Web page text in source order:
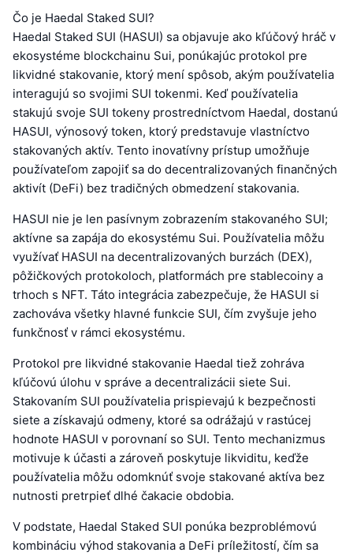
Čo je Haedal Staked SUI?
Haedal Staked SUI (HASUI) sa objavuje ako kľúčový hráč v
ekosystéme blockchainu Sui, ponúkajúc protokol pre
likvidné stakovanie, ktorý mení spôsob, akým používatelia
interagujú so svojimi SUI tokenmi. Keď používatelia
stakujú svoje SUI tokeny prostredníctvom Haedal, dostanú
HASUI, výnosový token, ktorý predstavuje vlastníctvo
stakovaných aktív. Tento inovatívny prístup umožňuje
používateľom zapojiť sa do decentralizovaných finančných
aktivít (DeFi) bez tradičných obmedzení stakovania.
HASUI nie je len pasívnym zobrazením stakovaného SUI;
aktívne sa zapája do ekosystému Sui. Používatelia môžu
využívať HASUI na decentralizovaných burzách (DEX),
pôžičkových protokoloch, platformách pre stablecoiny a
trhoch s NFT. Táto integrácia zabezpečuje, že HASUI si
zachováva všetky hlavné funkcie SUI, čím zvyšuje jeho
funkčnosť v rámci ekosystému.
Protokol pre likvidné stakovanie Haedal tiež zohráva
kľúčovú úlohu v správe a decentralizácii siete Sui.
Stakovaním SUI používatelia prispievajú k bezpečnosti
siete a získavajú odmeny, ktoré sa odrážajú v rastúcej
hodnote HASUI v porovnaní so SUI. Tento mechanizmus
motivuje k účasti a zároveň poskytuje likviditu, keďže
používatelia môžu odomknúť svoje stakované aktíva bez
nutnosti pretrpieť dlhé čakacie obdobia.
V podstate, Haedal Staked SUI ponúka bezproblémovú
kombináciu výhod stakovania a DeFi príležitostí, čím sa